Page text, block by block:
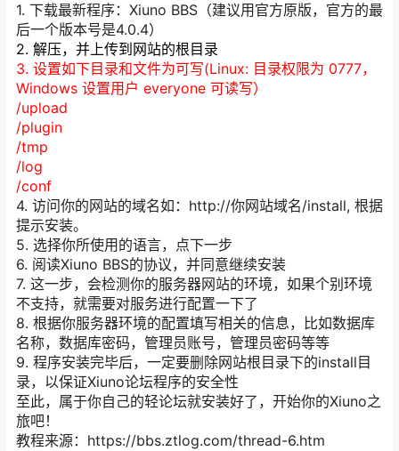
1. 下载最新程序：Xiuno BBS（建议用官方原版，官方的最
后一个版本号是4.0.4）
2. 解压，并上传到网站的根目录
3. 设置如下目录和文件为可写(Linux: 目录权限为 0777，
Windows 设置用户 everyone 可读写）
/upload
/plugin
/tmp
/log
/conf
4. 访问你的网站的域名如：http://你网站域名/install, 根据
提示安装。
5. 选择你所使用的语言，点下一步
6. 阅读Xiuno BBS的协议，并同意继续安装
7. 这一步，会检测你的服务器网站的环境，如果个别环境
不支持，就需要对服务进行配置一下了
8. 根据你服务器环境的配置填写相关的信息，比如数据库
名称，数据库密码，管理员账号，管理员密码等等
9. 程序安装完毕后，一定要删除网站根目录下的install目
录，以保证Xiuno论坛程序的安全性
至此，属于你自己的轻论坛就安装好了，开始你的Xiuno之
旅吧！
教程来源：https://bbs.ztlog.com/thread-6.htm